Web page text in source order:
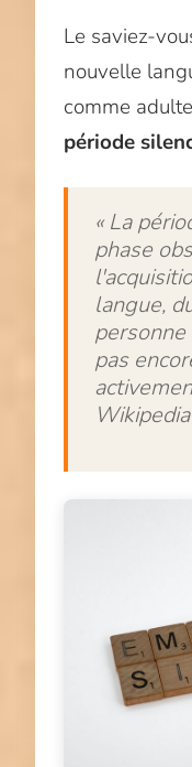
Le saviez-
nouvelle
comme
période
« La
phase
langue,
pas
Wikipedia